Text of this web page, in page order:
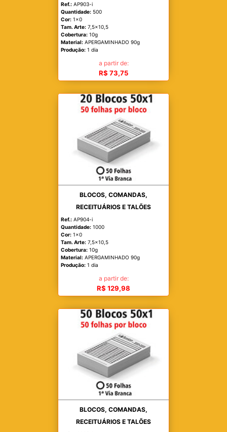
Ref.: AP903-i
Quantidade: 500
Cor: 1x0
Tam. Arte: 7,5x10,5
Cobertura: 10g
Material: APERGAMINHADO 90g
Produção: 1 dia
a partir de:
R$ 73,75
BLOCOS, COMANDAS,
RECEITUÁRIOS E TALÕES
Ref.: AP904-i
Quantidade: 1000
Cor: 1x0
Tam. Arte: 7,5x10,5
Cobertura: 10g
Material: APERGAMINHADO 90g
Produção: 1 dia
a partir de:
R$ 129,98
BLOCOS, COMANDAS,
RECEITUÁRIOS E TALÕES